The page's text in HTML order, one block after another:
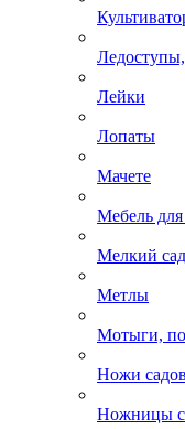
Лейки
Лопаты
Мачете
Мебель
Мелкий
Метлы
Мотыги,
Ножи
Ножницы